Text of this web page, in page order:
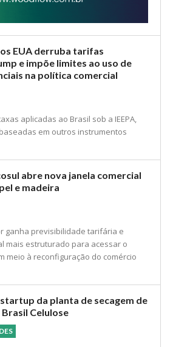
EUA derruba tarifas
e impõe limites ao uso de
na política comercial
aplicadas ao Brasil sob a IEEPA,
em outros instrumentos
abre nova janela comercial
e madeira
ganha previsibilidade tarifária e
mais estruturado para acessar o
meio à reconfiguração do comércio
da planta de secagem de
Celulose